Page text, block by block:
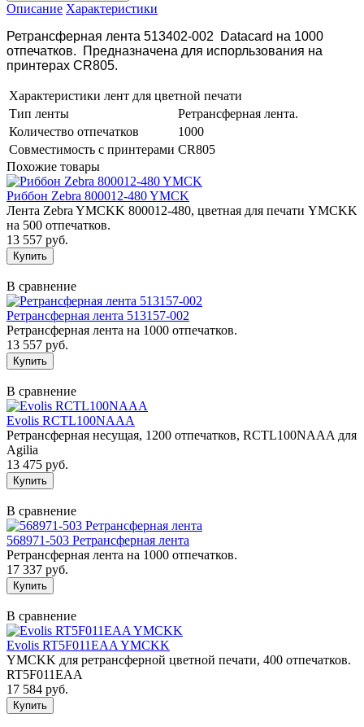
Описание Характеристики
Ретрансферная лента 513402-002 Datacard на 1000
отпечатков. Предназначена для испорльзования на
принтерах CR805.
Характеристики лент для цветной печати
Тип ленты
Ретрансферная лента.
Количество отпечатков
1000
Совместимость с принтерами CR805
Похожие товары
Риббон Zebra 800012-480 YMCK
Лента Zebra YMCKK 800012-480, цветная для печати YMCKK
на 500 отпечатков.
13 557 руб.
В сравнение
Ретрансферная лента 513157-002
Ретрансферная лента на 1000 отпечатков.
13 557 руб.
В сравнение
Evolis RCTL100NAAA
Ретрансферная несущая, 1200 отпечатков, RCTL100NAAA для
Agilia
13 475 руб.
В сравнение
568971-503 Ретрансферная лента
Ретрансферная лента на 1000 отпечатков.
17 337 руб.
В сравнение
Evolis RT5F011EAA YMCKK
YMCKK для ретрансферной цветной печати, 400 отпечатков.
RT5F011EAA
17 584 руб.